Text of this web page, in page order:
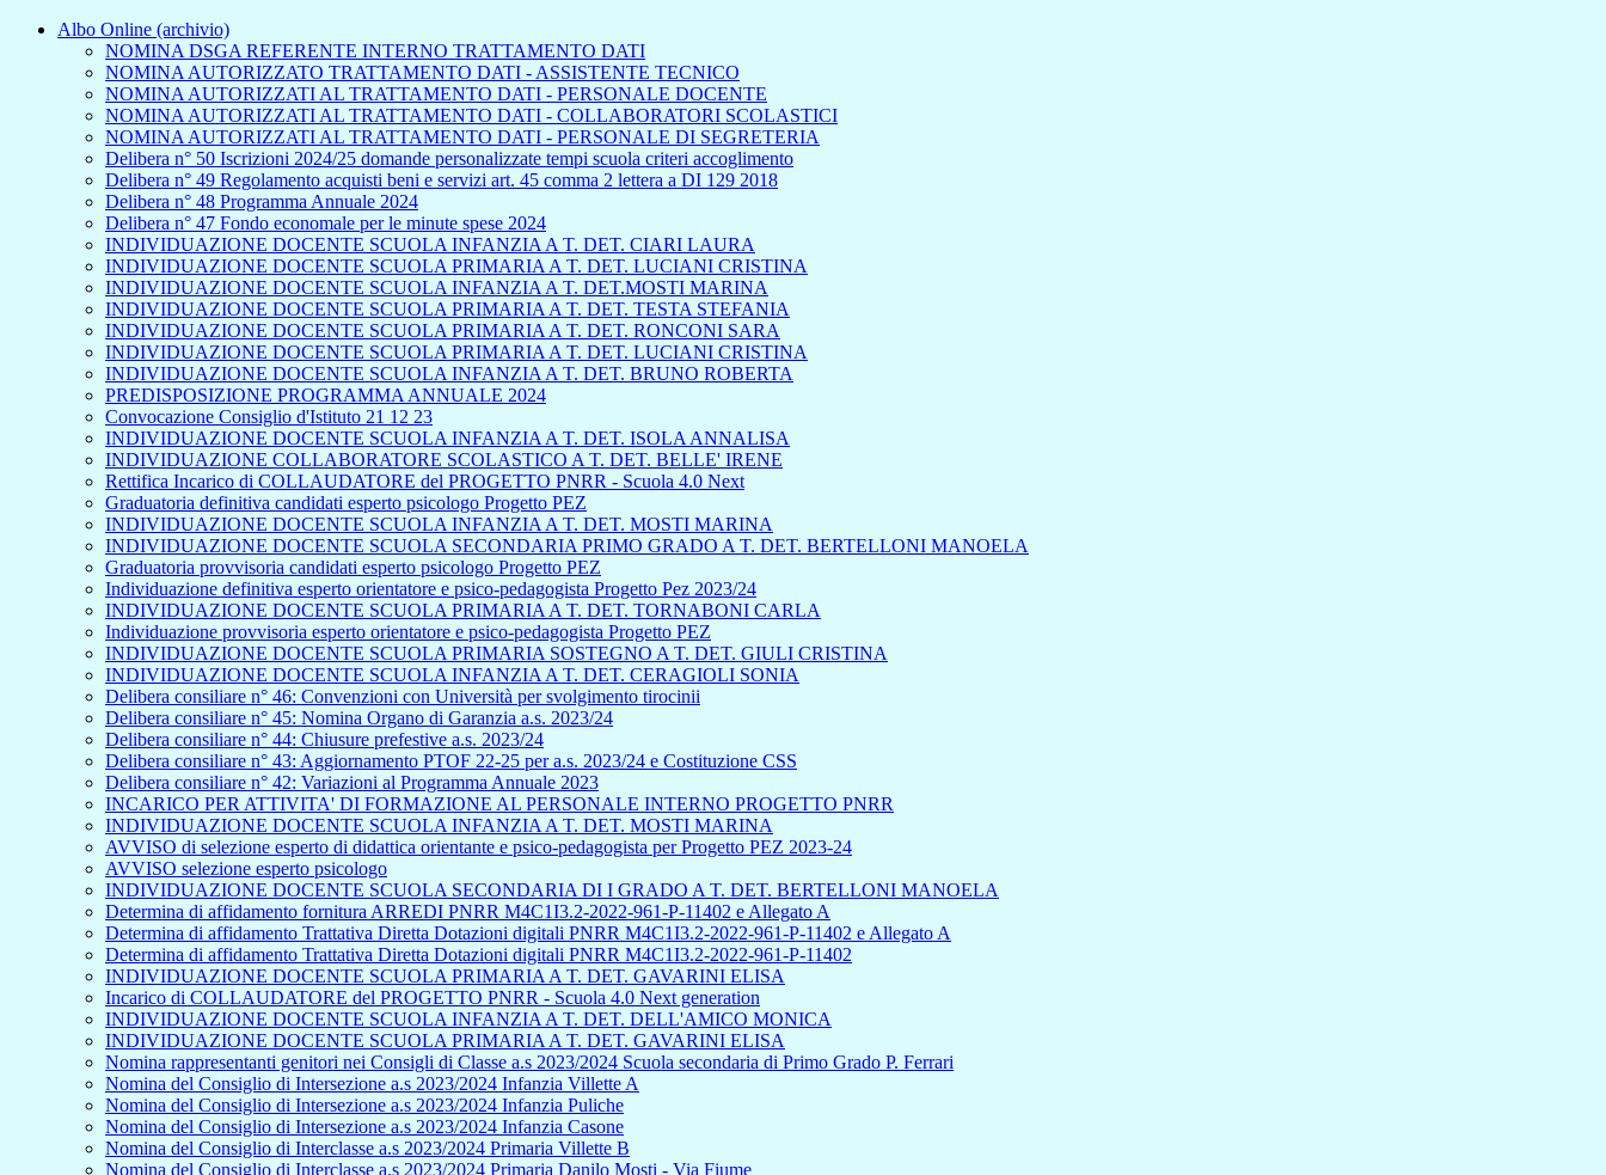
Albo Online (archivio)
NOMINA DSGA REFERENTE INTERNO TRATTAMENTO DATI
NOMINA AUTORIZZATO TRATTAMENTO DATI - ASSISTENTE TECNICO
NOMINA AUTORIZZATI AL TRATTAMENTO DATI - PERSONALE DOCENTE
NOMINA AUTORIZZATI AL TRATTAMENTO DATI - COLLABORATORI SCOLASTICI
NOMINA AUTORIZZATI AL TRATTAMENTO DATI - PERSONALE DI SEGRETERIA
Delibera n° 50 Iscrizioni 2024/25 domande personalizzate tempi scuola criteri accoglimento
Delibera n° 49 Regolamento acquisti beni e servizi art. 45 comma 2 lettera a DI 129 2018
Delibera n° 48 Programma Annuale 2024
Delibera n° 47 Fondo economale per le minute spese 2024
INDIVIDUAZIONE DOCENTE SCUOLA INFANZIA A T. DET. CIARI LAURA
INDIVIDUAZIONE DOCENTE SCUOLA PRIMARIA A T. DET. LUCIANI CRISTINA
INDIVIDUAZIONE DOCENTE SCUOLA INFANZIA A T. DET.MOSTI MARINA
INDIVIDUAZIONE DOCENTE SCUOLA PRIMARIA A T. DET. TESTA STEFANIA
INDIVIDUAZIONE DOCENTE SCUOLA PRIMARIA A T. DET. RONCONI SARA
INDIVIDUAZIONE DOCENTE SCUOLA PRIMARIA A T. DET. LUCIANI CRISTINA
INDIVIDUAZIONE DOCENTE SCUOLA INFANZIA A T. DET. BRUNO ROBERTA
PREDISPOSIZIONE PROGRAMMA ANNUALE 2024
Convocazione Consiglio d'Istituto 21 12 23
INDIVIDUAZIONE DOCENTE SCUOLA INFANZIA A T. DET. ISOLA ANNALISA
INDIVIDUAZIONE COLLABORATORE SCOLASTICO A T. DET. BELLE' IRENE
Rettifica Incarico di COLLAUDATORE del PROGETTO PNRR - Scuola 4.0 Next
Graduatoria definitiva candidati esperto psicologo Progetto PEZ
INDIVIDUAZIONE DOCENTE SCUOLA INFANZIA A T. DET. MOSTI MARINA
INDIVIDUAZIONE DOCENTE SCUOLA SECONDARIA PRIMO GRADO A T. DET. BERTELLONI MANOELA
Graduatoria provvisoria candidati esperto psicologo Progetto PEZ
Individuazione definitiva esperto orientatore e psico-pedagogista Progetto Pez 2023/24
INDIVIDUAZIONE DOCENTE SCUOLA PRIMARIA A T. DET. TORNABONI CARLA
Individuazione provvisoria esperto orientatore e psico-pedagogista Progetto PEZ
INDIVIDUAZIONE DOCENTE SCUOLA PRIMARIA SOSTEGNO A T. DET. GIULI CRISTINA
INDIVIDUAZIONE DOCENTE SCUOLA INFANZIA A T. DET. CERAGIOLI SONIA
Delibera consiliare n° 46: Convenzioni con Università per svolgimento tirocinii
Delibera consiliare n° 45: Nomina Organo di Garanzia a.s. 2023/24
Delibera consiliare n° 44: Chiusure prefestive a.s. 2023/24
Delibera consiliare n° 43: Aggiornamento PTOF 22-25 per a.s. 2023/24 e Costituzione CSS
Delibera consiliare n° 42: Variazioni al Programma Annuale 2023
INCARICO PER ATTIVITA' DI FORMAZIONE AL PERSONALE INTERNO PROGETTO PNRR
INDIVIDUAZIONE DOCENTE SCUOLA INFANZIA A T. DET. MOSTI MARINA
AVVISO di selezione esperto di didattica orientante e psico-pedagogista per Progetto PEZ 2023-24
AVVISO selezione esperto psicologo
INDIVIDUAZIONE DOCENTE SCUOLA SECONDARIA DI I GRADO A T. DET. BERTELLONI MANOELA
Determina di affidamento fornitura ARREDI PNRR M4C1I3.2-2022-961-P-11402 e Allegato A
Determina di affidamento Trattativa Diretta Dotazioni digitali PNRR M4C1I3.2-2022-961-P-11402 e Allegato A
Determina di affidamento Trattativa Diretta Dotazioni digitali PNRR M4C1I3.2-2022-961-P-11402
INDIVIDUAZIONE DOCENTE SCUOLA PRIMARIA A T. DET. GAVARINI ELISA
Incarico di COLLAUDATORE del PROGETTO PNRR - Scuola 4.0 Next generation
INDIVIDUAZIONE DOCENTE SCUOLA INFANZIA A T. DET. DELL'AMICO MONICA
INDIVIDUAZIONE DOCENTE SCUOLA PRIMARIA A T. DET. GAVARINI ELISA
Nomina rappresentanti genitori nei Consigli di Classe a.s 2023/2024 Scuola secondaria di Primo Grado P. Ferrari
Nomina del Consiglio di Intersezione a.s 2023/2024 Infanzia Villette A
Nomina del Consiglio di Intersezione a.s 2023/2024 Infanzia Puliche
Nomina del Consiglio di Intersezione a.s 2023/2024 Infanzia Casone
Nomina del Consiglio di Interclasse a.s 2023/2024 Primaria Villette B
Nomina del Consiglio di Interclasse a.s 2023/2024 Primaria Danilo Mosti - Via Fiume